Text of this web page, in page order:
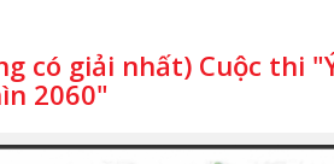
có giải nhất) Cuộc thi
2060"